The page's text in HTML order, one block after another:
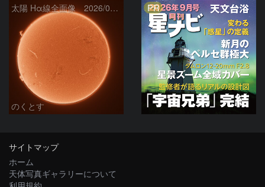
太陽 Hα線全面像 2026/08/06
のくとす
PR
サイトマップ
ホーム
天体写真ギャラリーについて